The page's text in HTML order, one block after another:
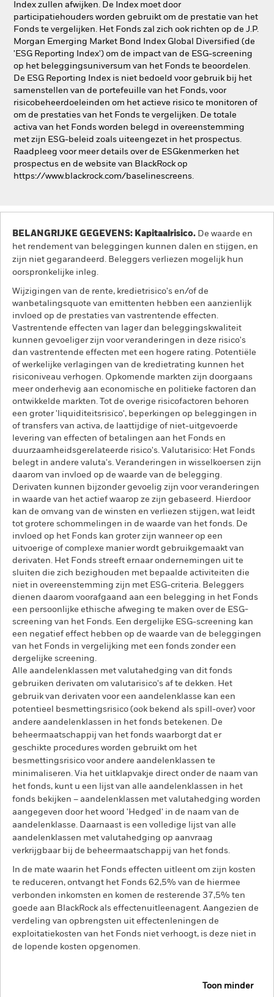
Index zullen afwijken. De Index moet door
participatiehouders worden gebruikt om de prestatie van het
Fonds te vergelijken. Het Fonds zal zich ook richten op de J.P.
Morgan Emerging Market Bond Index Global Diversified (de
'ESG Reporting Index') om de impact van de ESG-screening
op het beleggingsuniversum van het Fonds te beoordelen.
De ESG Reporting Index is niet bedoeld voor gebruik bij het
samenstellen van de portefeuille van het Fonds, voor
risicobeheerdoeleinden om het actieve risico te monitoren of
om de prestaties van het Fonds te vergelijken. De totale
activa van het Fonds worden belegd in overeenstemming
met zijn ESG-beleid zoals uiteengezet in het prospectus.
Raadpleeg voor meer details over de ESGkenmerken het
prospectus en de website van BlackRock op
https://www.blackrock.com/baselinescreens.
BELANGRIJKE GEGEVENS: Kapitaalrisico. De waarde en
het rendement van beleggingen kunnen dalen en stijgen, en
zijn niet gegarandeerd. Beleggers verliezen mogelijk hun
oorspronkelijke inleg.
Wijzigingen van de rente, kredietrisico's en/of de
wanbetalingsquote van emittenten hebben een aanzienlijk
invloed op de prestaties van vastrentende effecten.
Vastrentende effecten van lager dan beleggingskwaliteit
kunnen gevoeliger zijn voor veranderingen in deze risico's
dan vastrentende effecten met een hogere rating. Potentiële
of werkelijke verlagingen van de kredietrating kunnen het
risiconiveau verhogen. Opkomende markten zijn doorgaans
meer onderhevig aan economische en politieke factoren dan
ontwikkelde markten. Tot de overige risicofactoren behoren
een groter 'liquiditeitsrisico', beperkingen op beleggingen in
of transfers van activa, de laattijdige of niet-uitgevoerde
levering van effecten of betalingen aan het Fonds en
duurzaamheidsgerelateerde risico's. Valutarisico: Het Fonds
belegt in andere valuta's. Veranderingen in wisselkoersen zijn
daarom van invloed op de waarde van de belegging.
Derivaten kunnen bijzonder gevoelig zijn voor veranderingen
in waarde van het actief waarop ze zijn gebaseerd. Hierdoor
kan de omvang van de winsten en verliezen stijgen, wat leidt
tot grotere schommelingen in de waarde van het fonds. De
invloed op het Fonds kan groter zijn wanneer op een
uitvoerige of complexe manier wordt gebruikgemaakt van
derivaten. Het Fonds streeft ernaar ondernemingen uit te
sluiten die zich bezighouden met bepaalde activiteiten die
niet in overeenstemming zijn met ESG-criteria. Beleggers
dienen daarom voorafgaand aan een belegging in het Fonds
een persoonlijke ethische afweging te maken over de ESG-
screening van het Fonds. Een dergelijke ESG-screening kan
een negatief effect hebben op de waarde van de beleggingen
van het Fonds in vergelijking met een fonds zonder een
dergelijke screening.
Alle aandelenklassen met valutahedging van dit fonds
gebruiken derivaten om valutarisico's af te dekken. Het
gebruik van derivaten voor een aandelenklasse kan een
potentieel besmettingsrisico (ook bekend als spill-over) voor
andere aandelenklassen in het fonds betekenen. De
beheermaatschappij van het fonds waarborgt dat er
geschikte procedures worden gebruikt om het
besmettingsrisico voor andere aandelenklassen te
minimaliseren. Via het uitklapvakje direct onder de naam van
het fonds, kunt u een lijst van alle aandelenklassen in het
fonds bekijken – aandelenklassen met valutahedging worden
aangegeven door het woord 'Hedged' in de naam van de
aandelenklasse. Daarnaast is een volledige lijst van alle
aandelenklassen met valutahedging op aanvraag
verkrijgbaar bij de beheermaatschappij van het fonds.
In de mate waarin het Fonds effecten uitleent om zijn kosten
te reduceren, ontvangt het Fonds 62,5% van de hiermee
verbonden inkomsten en komen de resterende 37,5% ten
goede aan BlackRock als effectenuitleenagent. Aangezien de
verdeling van opbrengsten uit effectenleningen de
exploitatiekosten van het Fonds niet verhoogt, is deze niet in
de lopende kosten opgenomen.
Toon minder